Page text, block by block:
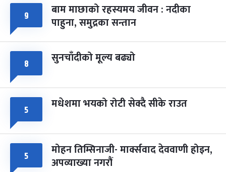
८ फागुपूर्णिमा
चैत्र ८, २०८३-Mar 22, 2027
७ महिना बाँकी
९ बाम माछाको रहस्यमय जीवन : नदीका
पाहुना, समुद्रका सन्तान
८ सुनचाँदीको मूल्य बढ्यो
५ मधेशमा भयको रोटी सेक्दै सीके राउत
५ मोहन तिम्सिनाजी- मार्क्सवाद देववाणी होइन,
अपव्याख्या नगरौं